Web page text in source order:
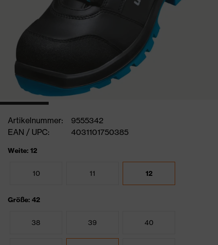
Artikelnummer:
9555342
EAN / UPC:
4031101750385
Weite: 12
10 11 12
Größe: 42
38 39 40